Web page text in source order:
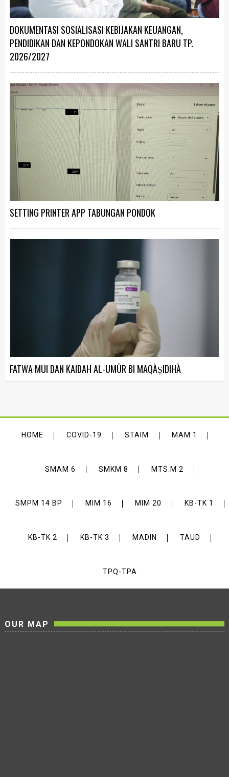
DOKUMENTASI SOSIALISASI KEBIJAKAN KEUANGAN,
PENDIDIKAN DAN KEPONDOKAN WALI SANTRI BARU TP.
2026/2027
SETTING PRINTER APP TABUNGAN PONDOK
FATWA MUI DAN KAIDAH AL-UMŪR BI MAQĀṢIDIHĀ
HOME COVID-19 STAIM MAM 1
SMAM 6 SMKM 8 MTS.M 2
SMPM 14 BP MIM 16 MIM 20 KB-TK 1
KB-TK 2 KB-TK 3 MADIN TAUD
TPQ-TPA
OUR MAP